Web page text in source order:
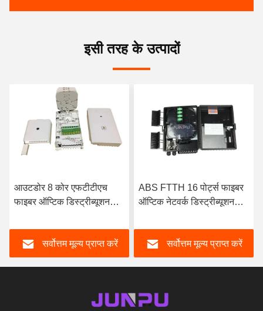
इसी तरह के उत्पादों
ABS FTTH 16 पोर्ट्स फाइबर
ऑप्टिक नेटवर्क डिस्ट्रीब्यूशन
आउटडोर
सर्वोत्तम मूल्य प्राप्त करें
24 कोर फाइबर ऑप्टिक वॉल
बॉक्स, एससी एडाप्टर के साथ
बॉक्स
सर्वोत्तम मूल्य प्राप्त करें